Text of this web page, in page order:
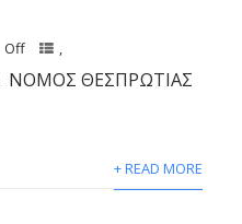
Off ,
ΝΟΜΟΣ ΘΕΣΠΡΩΤΙΑΣ
+ READ MORE